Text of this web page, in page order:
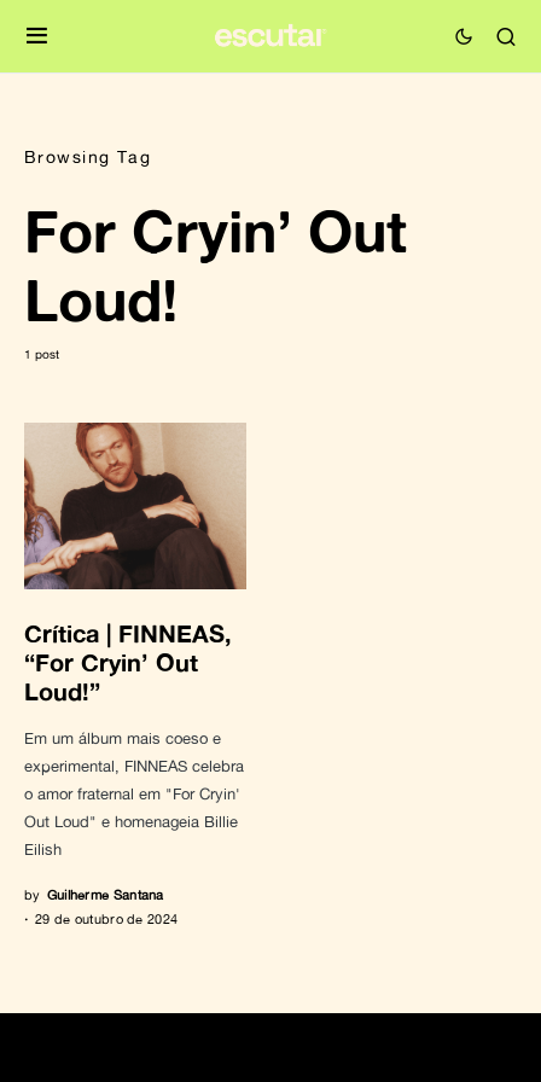
Browsing Tag
For Cryin’ Out
Loud!
1 post
Crítica | FINNEAS,
“For Cryin’ Out
Loud!”
Em um álbum mais coeso e
experimental, FINNEAS celebra
o amor fraternal em "For Cryin'
Out Loud" e homenageia Billie
Eilish
by Guilherme Santana
29 de outubro de 2024